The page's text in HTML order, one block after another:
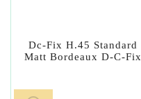
Dc-Fix H.45 Standard
Matt Bordeaux D-C-Fix